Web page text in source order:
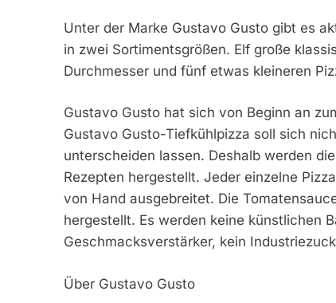
Unter der Marke Gustavo Gusto gibt es
in zwei Sortimentsgrößen. Elf große
Durchmesser und fünf etwas kleineren
Gustavo Gusto hat sich von Beginn an
Gustavo Gusto-Tiefkühlpizza soll sich
unterscheiden lassen. Deshalb werden
Rezepten hergestellt. Jeder einzelne
von Hand ausgebreitet. Die
hergestellt. Es werden keine künstlichen
Geschmacksverstärker, kein
Über Gustavo Gusto